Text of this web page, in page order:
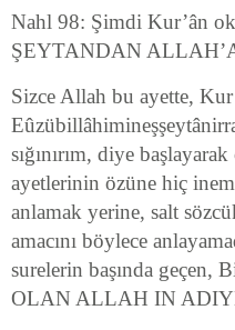
Nahl 98: Şimdi Kur’ân
ŞEYTANDAN
Sizce Allah bu ayette,
sığınırım, diye
ayetlerinin özüne hiç
anlamak yerine, salt
amacını böylece
surelerin başında
OLAN ALLAH IN